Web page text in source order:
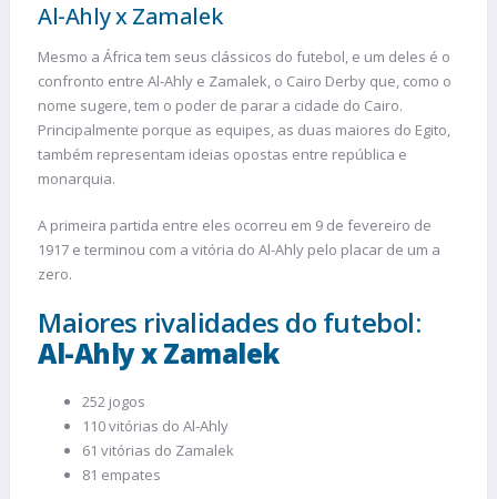
Al-Ahly x Zamalek
Mesmo a África tem seus clássicos do futebol, e um deles é o
confronto entre Al-Ahly e Zamalek, o Cairo Derby que, como o
nome sugere, tem o poder de parar a cidade do Cairo.
Principalmente porque as equipes, as duas maiores do Egito,
também representam ideias opostas entre república e
monarquia.
A primeira partida entre eles ocorreu em 9 de fevereiro de
1917 e terminou com a vitória do Al-Ahly pelo placar de um a
zero.
Maiores rivalidades do futebol:
Al-Ahly x Zamalek
252 jogos
110 vitórias do Al-Ahly
61 vitórias do Zamalek
81 empates